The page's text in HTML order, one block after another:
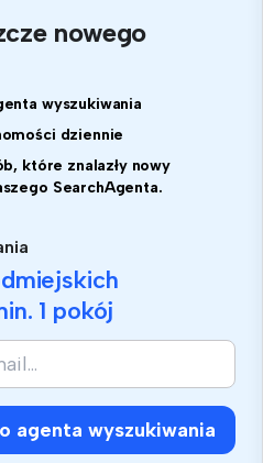
nowego
wyszukiwania
dziennie
które znalazły nowy
SearchAgenta.
1 pokój
agenta wyszukiwania